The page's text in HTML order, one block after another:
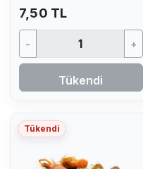
7,50 TL
- +
Tükendi
Tükendi